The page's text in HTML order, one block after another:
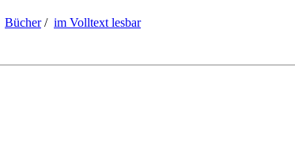
Bücher/ im Volltext lesbar